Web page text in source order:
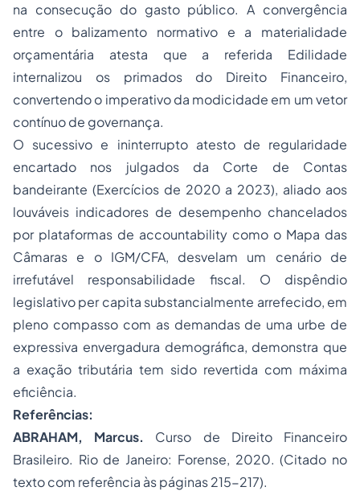
na consecução do gasto público. A convergência
entre o balizamento normativo e a materialidade
orçamentária atesta que a referida Edilidade
internalizou os primados do Direito Financeiro,
convertendo o imperativo da modicidade em um vetor
contínuo de governança.
O sucessivo e ininterrupto atesto de regularidade
encartado nos julgados da Corte de Contas
bandeirante (Exercícios de 2020 a 2023), aliado aos
louváveis indicadores de desempenho chancelados
por plataformas de accountability como o Mapa das
Câmaras e o IGM/CFA, desvelam um cenário de
irrefutável responsabilidade fiscal. O dispêndio
legislativoper capita substancialmente arrefecido, em
pleno compasso com as demandas de uma urbe de
expressiva envergadura demográfica, demonstra que
a exação tributária tem sido revertida com máxima
eficiência.
Referências:
ABRAHAM, Marcus.
Curso de Direito Financeiro
Brasileiro. Rio de Janeiro: Forense, 2020. (Citado no
texto com referência às páginas 215-217).